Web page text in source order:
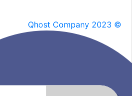
Qhost Company 2023 ©